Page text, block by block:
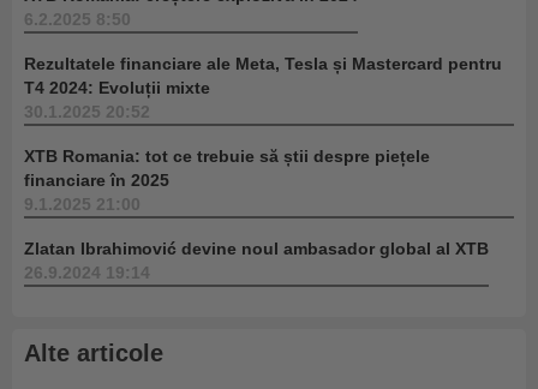
6.2.2025 8:50
Rezultatele financiare ale Meta, Tesla și Mastercard pentru
T4 2024: Evoluții mixte
30.1.2025 20:52
XTB Romania: tot ce trebuie să știi despre piețele
financiare în 2025
9.1.2025 21:00
Zlatan Ibrahimović devine noul ambasador global al XTB
26.9.2024 19:14
Alte articole